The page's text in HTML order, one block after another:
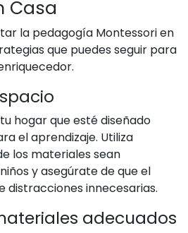
Casa
la pedagogía Montessori en
que puedes seguir para
hogar que esté diseñado
el aprendizaje. Utiliza
los materiales sean
y asegúrate de que el
distracciones innecesarias.
adecuados